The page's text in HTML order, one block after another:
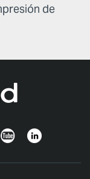
de
YouTubeLinkedin